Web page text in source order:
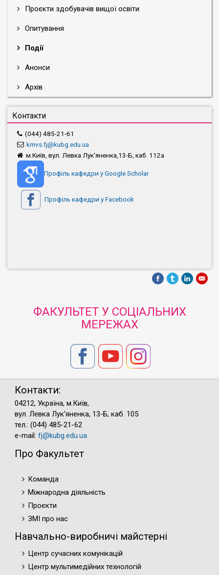
Проєкти здобувачів вищої освіти
Опитування
Події
Анонси
Архів
Контакти
(044) 485-21-61
kmvs.fj@kubg.edu.ua
м.Київ, вул. Левка Лук'яненка,13-Б, каб. 112а
Профіль кафедри у Google Scholar
Профіль кафедри у Facebook
ФАКУЛЬТЕТ У СОЦІАЛЬНИХ
МЕРЕЖАХ
Контакти:
04212, Україна, м.Київ,
вул. Левка Лук'яненка, 13-Б, каб. 105
тел.: (044) 485-21-62
e-mail: fj@kubg.edu.ua
Про Факультет
Команда
Міжнародна діяльність
Проєкти
ЗМІ про нас
Навчально-виробничі майстерні
Центр сучасних комунікацій
Центр мультимедійних технологій